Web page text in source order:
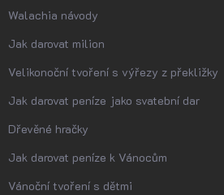
Walachia návody
Jak darovat milion
Velikonoční tvoření s výřezy z překližky
Jak darovat peníze jako svatební dar
Dřevěné hračky
Jak darovat peníze k Vánocům
Vánoční tvoření s dětmi